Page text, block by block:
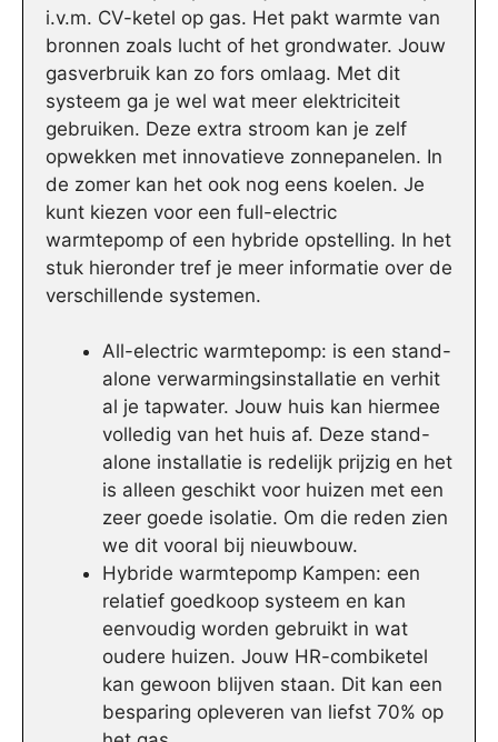
i.v.m. CV-ketel op gas. Het pakt warmte van
bronnen zoals lucht of het grondwater. Jouw
gasverbruik kan zo fors omlaag. Met dit
systeem ga je wel wat meer elektriciteit
gebruiken. Deze extra stroom kan je zelf
opwekken met innovatieve zonnepanelen. In
de zomer kan het ook nog eens koelen. Je
kunt kiezen voor een full-electric
warmtepomp of een hybride opstelling. In het
stuk hieronder tref je meer informatie over de
verschillende systemen.
All-electric warmtepomp: is een stand-
alone verwarmingsinstallatie en verhit
al je tapwater. Jouw huis kan hiermee
volledig van het huis af. Deze stand-
alone installatie is redelijk prijzig en het
is alleen geschikt voor huizen met een
zeer goede isolatie. Om die reden zien
we dit vooral bij nieuwbouw.
Hybride warmtepomp Kampen: een
relatief goedkoop systeem en kan
eenvoudig worden gebruikt in wat
oudere huizen. Jouw HR-combiketel
kan gewoon blijven staan. Dit kan een
besparing opleveren van liefst 70% op